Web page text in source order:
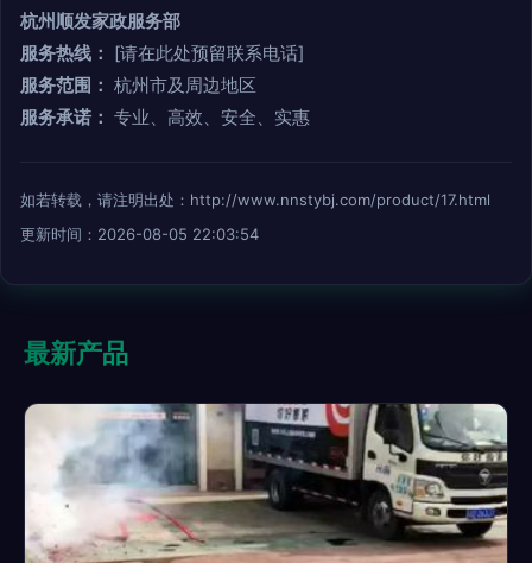
杭州顺发家政服务部
服务热线： [请在此处预留联系电话]
服务范围： 杭州市及周边地区
服务承诺： 专业、高效、安全、实惠
如若转载，请注明出处：http://www.nnstybj.com/product/17.html
更新时间：2026-08-05 22:03:54
最新产品